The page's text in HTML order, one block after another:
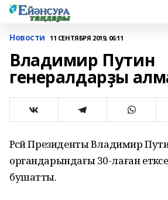
Новости 11 СЕНТЯБРЯ 2019, 06:11
Владимир Путин
генералдарҙы
Рәсәй Президенты Владимир
органдарындағы 30-лаған
бушатты.